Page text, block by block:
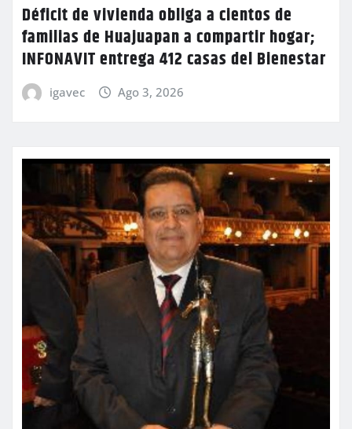
Déficit de vivienda obliga a cientos de
familias de Huajuapan a compartir hogar;
INFONAVIT entrega 412 casas del Bienestar
igavec Ago 3, 2026